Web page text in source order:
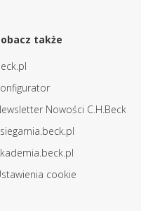
także
Nowości C.H.Beck
cookie